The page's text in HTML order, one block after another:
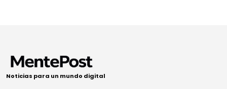
Noticias para un mundo digital